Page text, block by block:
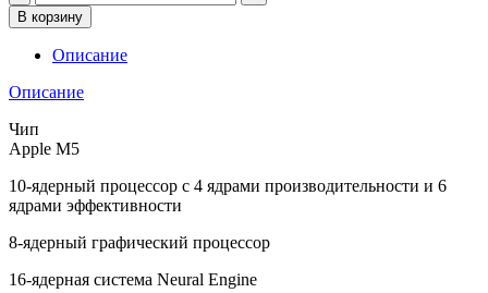
товара
MacBook
Air
13"
М5
CPU,
10C
16Gb/1Tb
Темная
(MDHF4)
В корзину
Описание
Описание
Чип
Apple M5
10‑ядерный процессор с 4 ядрами производи­тельности и 6
ядрами эффективности
8‑ядерный графический процессор
16‑ядерная система Neural Engine